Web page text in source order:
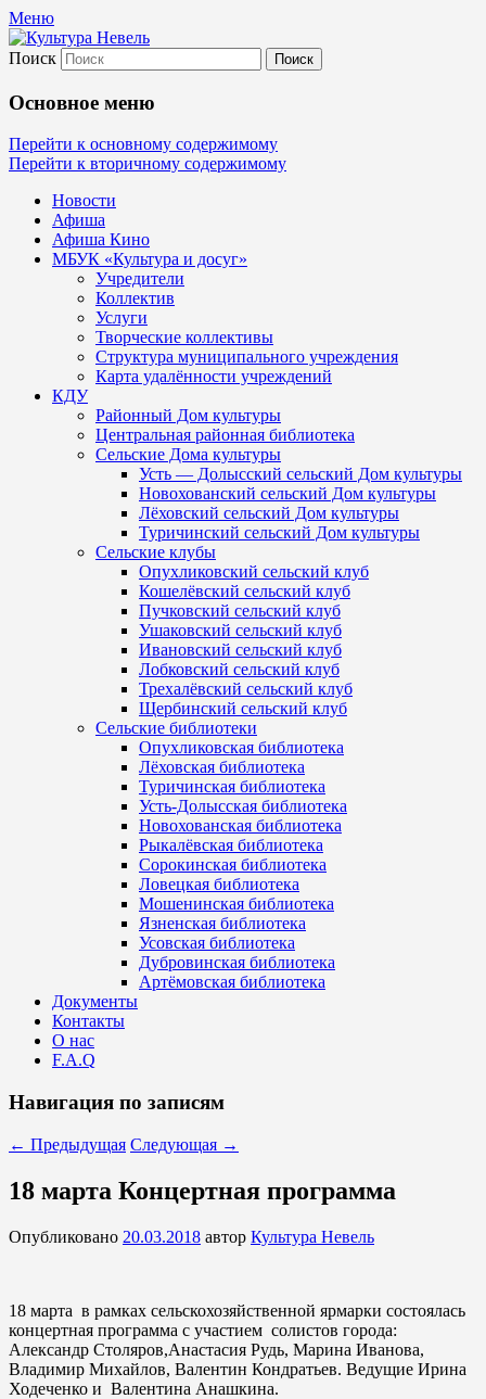
Меню
Культура Невель
МБУК Невельского района "Культура
и досуг"
Поиск
Основное меню
Перейти к основному содержимому
Перейти к вторичному содержимому
Новости
Афиша
Афиша Кино
МБУК «Культура и досуг»
Учредители
Коллектив
Услуги
Творческие коллективы
Структура муниципального учреждения
Карта удалённости учреждений
КДУ
Районный Дом культуры
Центральная районная библиотека
Сельские Дома культуры
Усть — Долысский сельский Дом культуры
Новохованский сельский Дом культуры
Лёховский сельский Дом культуры
Туричинский сельский Дом культуры
Сельские клубы
Опухликовский сельский клуб
Кошелёвский сельский клуб
Пучковский сельский клуб
Ушаковский сельский клуб
Ивановский сельский клуб
Лобковский сельский клуб
Трехалёвский сельский клуб
Щербинский сельский клуб
Сельские библиотеки
Опухликовская библиотека
Лёховская библиотека
Туричинская библиотека
Усть-Долысская библиотека
Новохованская библиотека
Рыкалёвская библиотека
Сорокинская библиотека
Ловецкая библиотека
Мошенинская библиотека
Язненская библиотека
Усовская библиотека
Дубровинская библиотека
Артёмовская библиотека
Документы
Контакты
О нас
F.A.Q
Навигация по записям
← Предыдущая Следующая →
18 марта Концертная программа
Опубликовано 20.03.2018 автор Культура Невель
18 марта в рамках сельскохозяйственной ярмарки состоялась
концертная программа с участием солистов города:
Александр Столяров,Анастасия Рудь, Марина Иванова,
Владимир Михайлов, Валентин Кондратьев. Ведущие Ирина
Ходеченко и Валентина Анашкина.